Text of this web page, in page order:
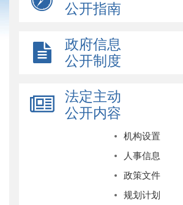
公开指南
政府信息
公开制度
法定主动
公开内容
机构设置
人事信息
政策文件
规划计划